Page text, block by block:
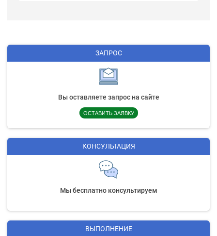
ЗАПРОС
Вы оставляете запрос на сайте
ОСТАВИТЬ ЗАЯВКУ
КОНСУЛЬТАЦИЯ
Мы бесплатно консультируем
ВЫПОЛНЕНИЕ